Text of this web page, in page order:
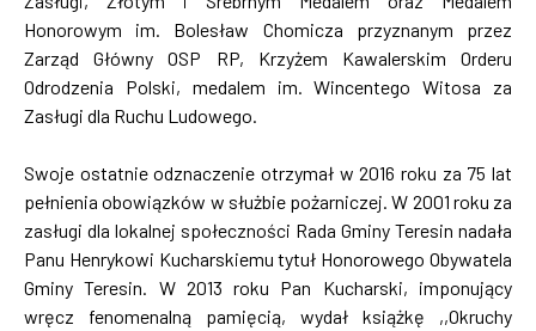
Honorowym im. Bolesław Chomicza przyznanym przez
Zarząd Główny OSP RP, Krzyżem Kawalerskim Orderu
Odrodzenia Polski, medalem im. Wincentego Witosa za
Zasługi dla Ruchu Ludowego.
Swoje ostatnie odznaczenie otrzymał w 2016 roku za 75 lat
pełnienia obowiązków w służbie pożarniczej. W 2001 roku za
zasługi dla lokalnej społeczności Rada Gminy Teresin nadała
Panu Henrykowi Kucharskiemu tytuł Honorowego Obywatela
Gminy Teresin. W 2013 roku Pan Kucharski, imponujący
wręcz fenomenalną pamięcią, wydał książkę ,,Okruchy